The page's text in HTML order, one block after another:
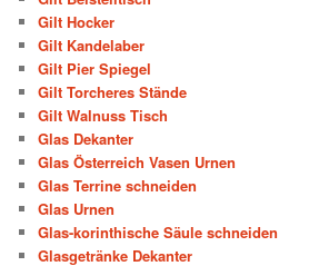
Gilt Hocker
Gilt Kandelaber
Gilt Pier Spiegel
Gilt Torcheres Stände
Gilt Walnuss Tisch
Glas Dekanter
Glas Österreich Vasen Urnen
Glas Terrine schneiden
Glas Urnen
Glas-korinthische Säule schneiden
Glasgetränke Dekanter